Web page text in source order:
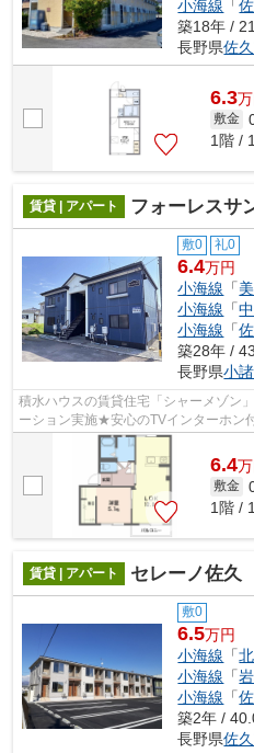
小海線 「
築18年 /
長野県佐
6.3万
敷金
1階 /
賃貸 | アパート フォーレスサ
敷0 礼0
6.4万円
小海線 「
小海線 「
小海線 「
築28年 /
長野県小
積水ハウスの賃貸住宅「シャーメゾン
ーション実施★安心のTVインターホン
防犯面もバッチリです。機能的なシャン
6.4万
敷金
1階 /
賃貸 | アパート セレーノ佐久
敷0
6.5万円
小海線 「
小海線 「
小海線 「
築2年 /
長野県佐